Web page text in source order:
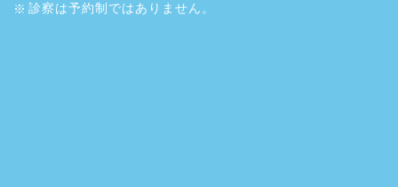
診察は予約制ではありません。